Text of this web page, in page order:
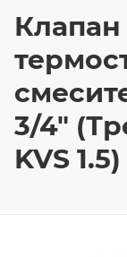
Клапан
3/4"
KVS 1.5)